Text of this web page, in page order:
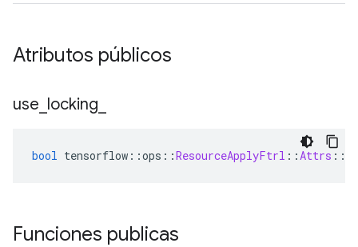
Atributos públicos
use locking
bool tensorflow ::ops ::ResourceApplyFtrl ::Attrs ::
Funciones publicas